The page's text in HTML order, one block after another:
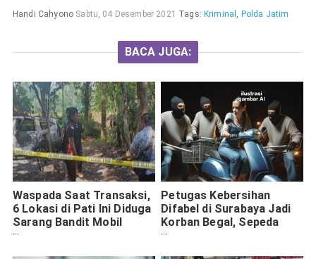
Handi Cahyono Sabtu, 04 Desember 2021 Tags: Kriminal , Polda Jatim
BACA JUGA:
Waspada Saat Transaksi,
6 Lokasi di Pati Ini Diduga
Sarang Bandit Mobil
Bodong Hasil Curanmor
Petugas Kebersihan
Difabel di Surabaya Jadi
Korban Begal, Sepeda
Motor Dirampas